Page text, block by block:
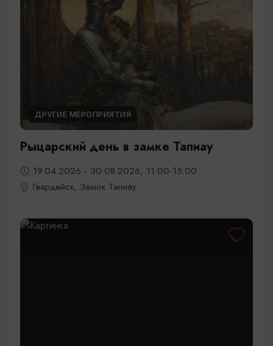
ДРУГИЕ МЕРОПРИЯТИЯ
Рыцарский день в замке Тапиау
19.04.2026 - 30.08.2026, 11:00-15:00
Гвардейск, Замок Тапиау